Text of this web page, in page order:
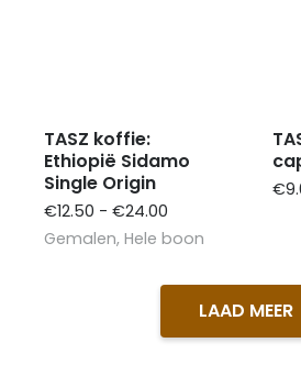
TASZ koffie:
Ethiopië Sidamo
Single Origin
€12.50 - €24.00
€12.50
Gemalen, Hele boon
€
LAAD MEER